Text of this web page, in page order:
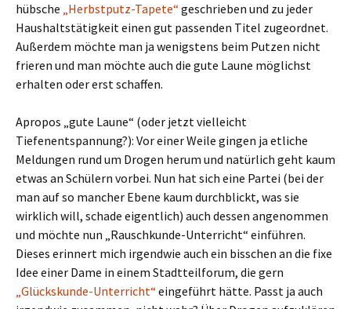
hübsche „Herbstputz-Tapete“ geschrieben und zu jeder
Haushaltstätigkeit einen gut passenden Titel zugeordnet.
Außerdem möchte man ja wenigstens beim Putzen nicht
frieren und man möchte auch die gute Laune möglichst
erhalten oder erst schaffen.
Apropos „gute Laune“ (oder jetzt vielleicht
Tiefenentspannung?): Vor einer Weile gingen ja etliche
Meldungen rund um Drogen herum und natürlich geht kaum
etwas an Schülern vorbei. Nun hat sich eine Partei (bei der
man auf so mancher Ebene kaum durchblickt, was sie
wirklich will, schade eigentlich) auch dessen angenommen
und möchte nun „Rauschkunde-Unterricht“ einführen.
Dieses erinnert mich irgendwie auch ein bisschen an die fixe
Idee einer Dame in einem Stadtteilforum, die gern
„Glückskunde-Unterricht“ eingeführt hätte. Passt ja auch